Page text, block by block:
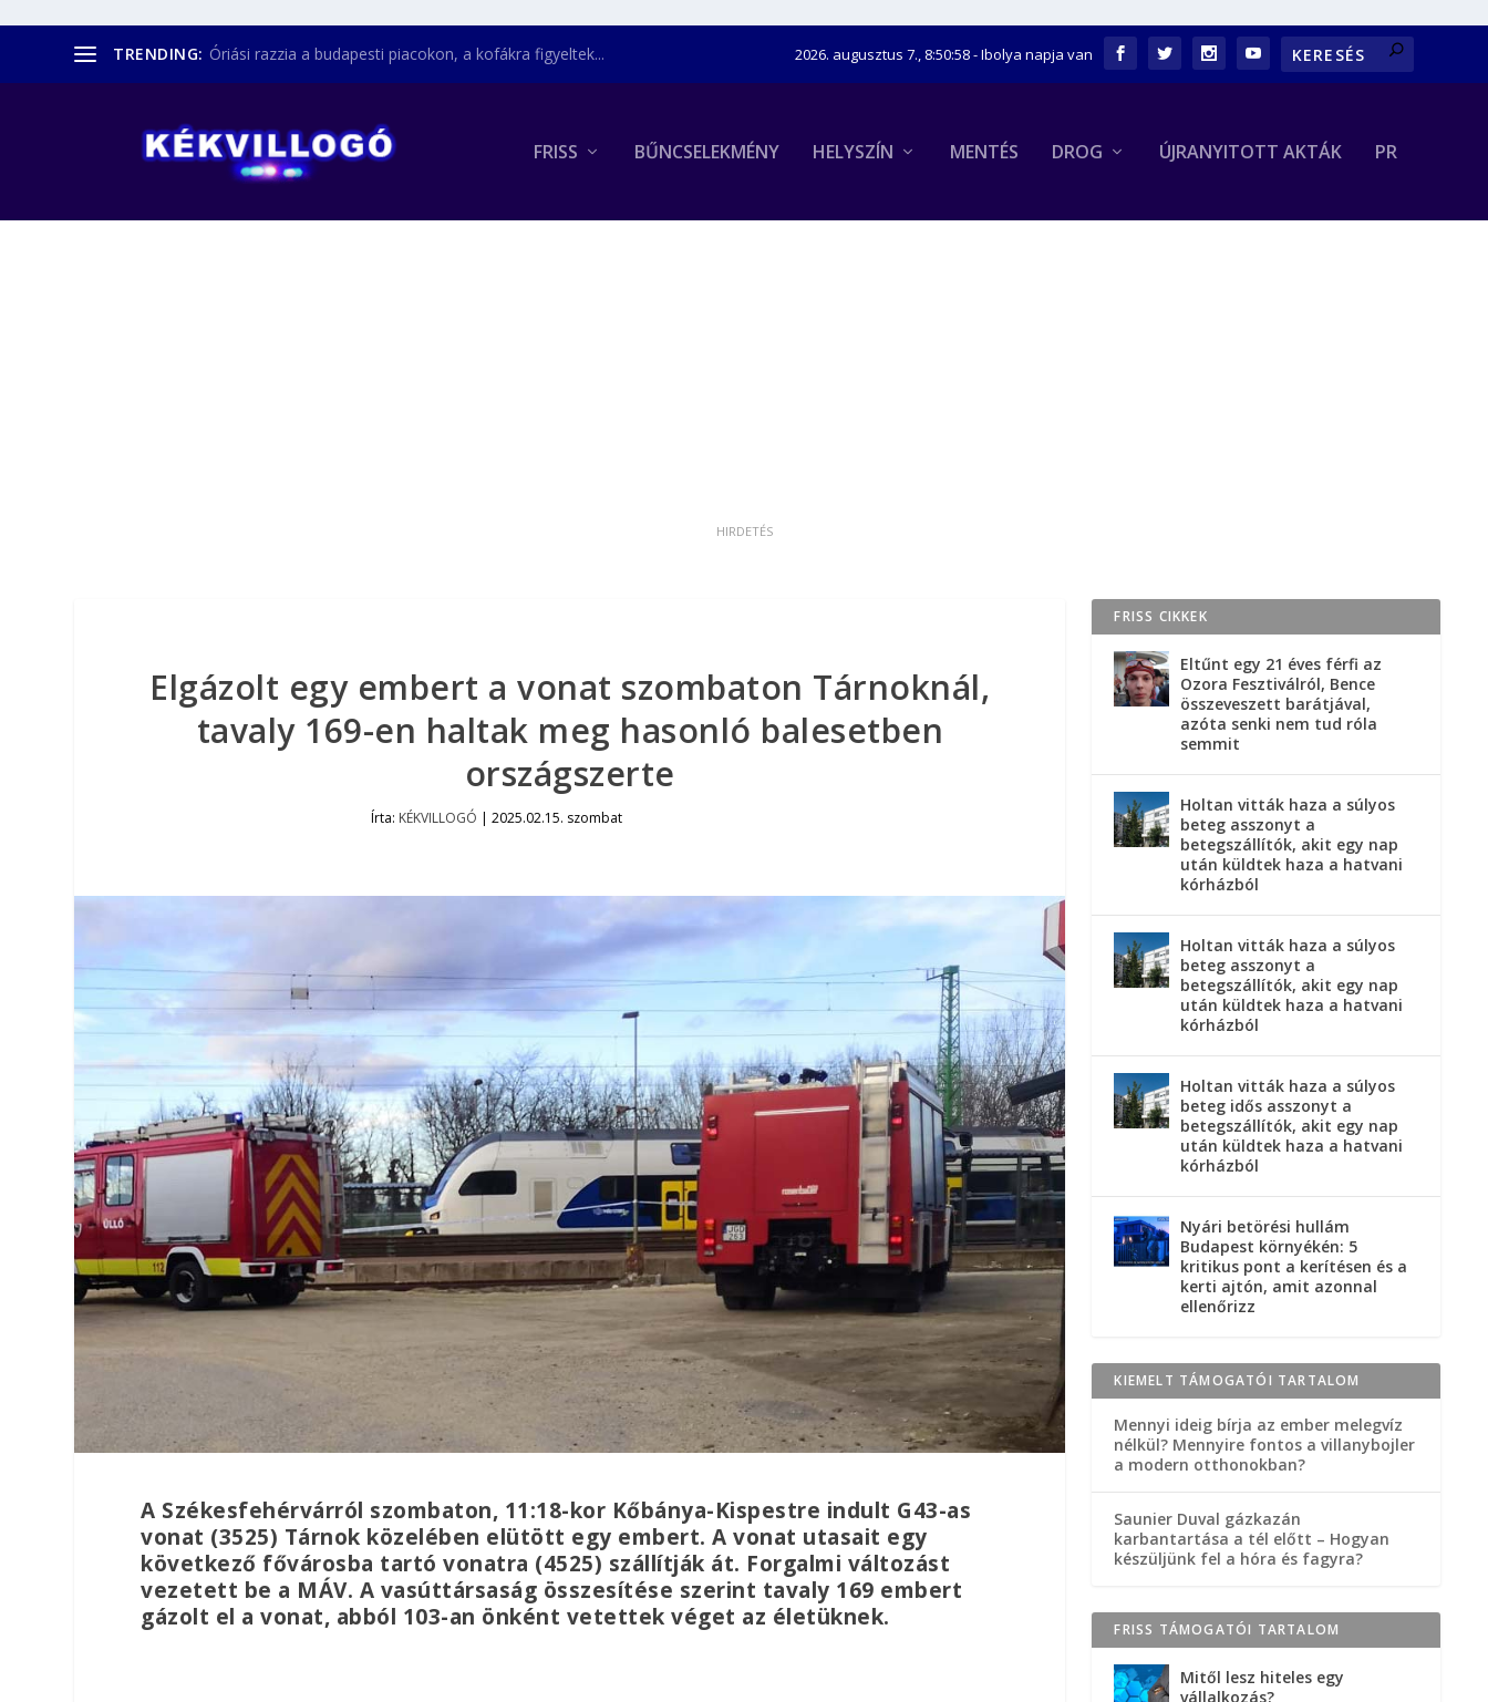
TRENDING: Óriási razzia a budapesti piacokon, a kofákra figyeltek... 2026. augusztus 7., 8:50:59- Ibolya napja van
FRISS BŰNCSELEKMÉNY HELYSZÍN MENTÉS DROG ÚJRANYITOTT AKTÁK PR
Elgázolt egy embert a vonat szombaton Tárnoknál,
tavaly 169-en haltak meg hasonló balesetben
országszerte
Írta: KÉKVILLOGÓ | 2025.02.15. szombat
A Székesfehérvárról szombaton, 11:18-kor Kőbánya-Kispestre indult G43-as
vonat (3525) Tárnok közelében elütött egy embert. A vonat utasait egy
következő fővárosba tartó vonatra (4525) szállítják át. Forgalmi változást
vezetett be a MÁV. A vasúttársaság összesítése szerint tavaly 169 embert
gázolt el a vonat, abból 103-an önként vetettek véget az életüknek.
FRISS CIKKEK
Eltűnt egy 21 éves férfi az
Ozora Fesztiválról, Bence
összeveszett barátjával,
azóta senki nem tud róla
semmit
Holtan vitták haza a súlyos
beteg asszonyt a
betegszállítók, akit egy nap
után küldtek haza a hatvani
kórházból
Holtan vitták haza a súlyos
beteg asszonyt a
betegszállítók, akit egy nap
után küldtek haza a hatvani
kórházból
Holtan vitták haza a súlyos
beteg idős asszonyt a
betegszállítók, akit egy nap
után küldtek haza a hatvani
kórházból
Nyári betörési hullám
Budapest környékén: 5
kritikus pont a kerítésen és a
kerti ajtón, amit azonnal
ellenőrizz
KIEMELT TÁMOGATÓI TARTALOM
Mennyi ideig bírja az ember melegvíz
nélkül? Mennyire fontos a villanybojler
a modern otthonokban?
Saunier Duval gázkazán
karbantartása a tél előtt – Hogyan
készüljünk fel a hóra és fagyra?
FRISS TÁMOGATÓI TARTALOM
Mitől lesz hiteles egy
vállalkozás?